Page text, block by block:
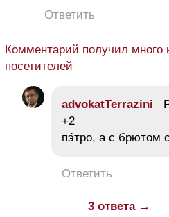
Ответить
Комментарий получил много
посетителей
advokatTerrazini
+2
пэ́тро, а с брютом
Ответить
3 ответа →